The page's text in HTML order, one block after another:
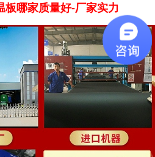
板哪家质量好-厂家实力